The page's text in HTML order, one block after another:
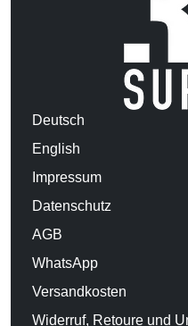
Deutsch
English
Impressum
Datenschutz
AGB
WhatsApp
Versandkosten
Widerruf, Retoure und